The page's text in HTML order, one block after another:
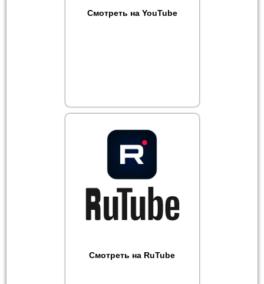
Смотреть на YouTube
Смотреть на RuTube